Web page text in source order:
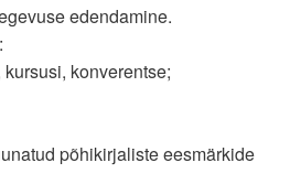
edendamine.
konverentse;
põhikirjaliste eesmärkide